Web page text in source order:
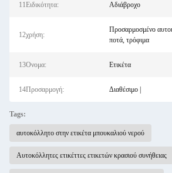
11Ειδικότητα: Αδιάβροχο
12χρήση:
Προσαρμοσμένο
ποτά, τρόφιμα
13Ονομα: Ετικέτα
14Προσαρμογή: Διαθέσιμο |
Tags:
αυτοκόλλητο στην ετικέτα μπουκαλιού νερού
Αυτοκόλλητες ετικέττες ετικετών κρασιού συνήθειας